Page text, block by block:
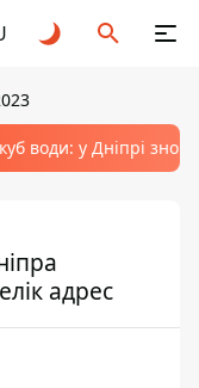
води: у Дніпрі
адрес